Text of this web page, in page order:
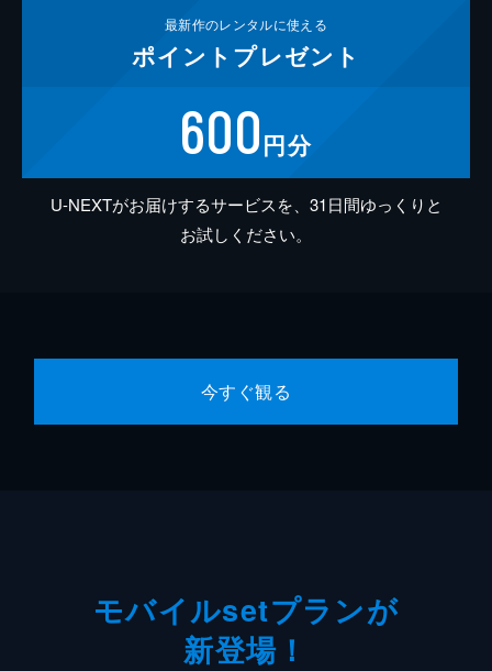
最新作のレンタルに使える
ポイント プレゼント
600円分
U-NEXTがお届けするサービスを、31日間ゆっくりと
お試しください。
今すぐ観る
モバイルsetプランが
新登場！